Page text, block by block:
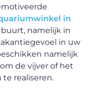
in
buurt, namelijk in
in uw
namelijk
de vijver of het
realiseren.